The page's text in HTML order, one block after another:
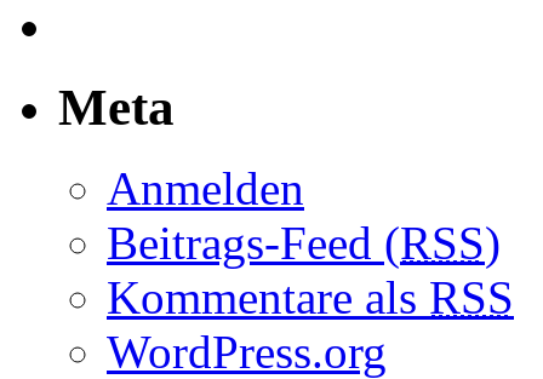
Meta
Anmelden
Beitrags-Feed (RSS)
Kommentare als RSS
WordPress.org